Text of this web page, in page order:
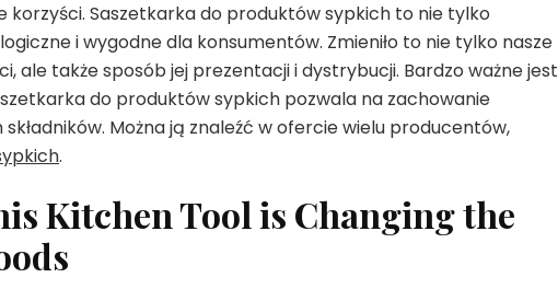
Saszetkarka do produktów sypkich to nie tylko
i wygodne dla konsumentów. Zmieniło to nie tylko nasze
ale także sposób jej prezentacji i dystrybucji. Bardzo ważne jest
do produktów sypkich pozwala na zachowanie
Można ją znaleźć w ofercie wielu producentów,
.
Kitchen Tool is Changing the